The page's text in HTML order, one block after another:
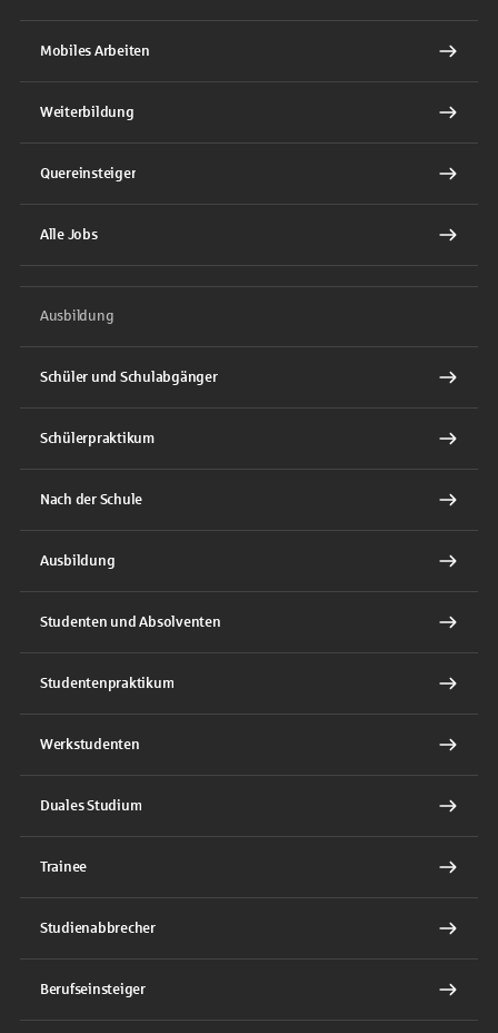
Mobiles Arbeiten
Weiterbildung
Quereinsteiger
Alle Jobs
Ausbildung
Schüler und Schulabgänger
Schülerpraktikum
Nach der Schule
Ausbildung
Studenten und Absolventen
Studentenpraktikum
Werkstudenten
Duales Studium
Trainee
Studienabbrecher
Berufseinsteiger